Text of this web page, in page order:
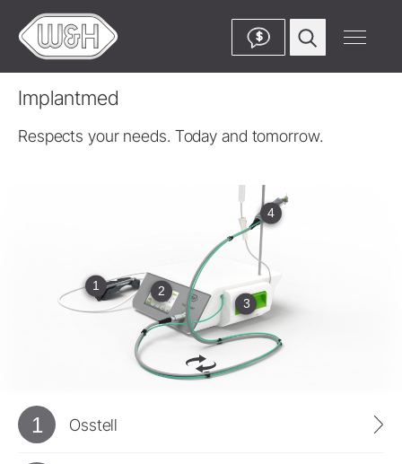
$
Implantmed
Respects your needs. Today and tomorrow.
2
1
3
4
1 Osstell